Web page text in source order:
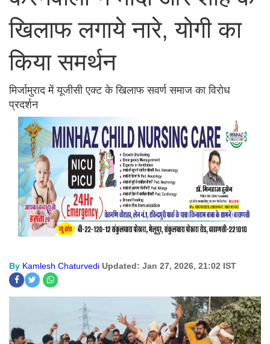
खिलाफ लगाये नारे, योगी का
किया समर्थन
मिर्जामुराद में यूजीसी एक्ट के खिलाफ सवर्ण समाज का विरोध
प्रदर्शन
By Kamlesh Chaturvedi Updated: Jan 27, 2026, 21:02 IST